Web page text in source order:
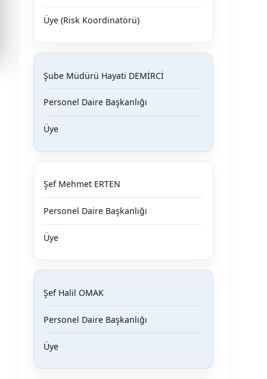
Üye (Risk Koordinatörü)
Şube Müdürü Hayati DEMİRCİ
Personel Daire Başkanlığı
Üye
Şef Mehmet ERTEN
Personel Daire Başkanlığı
Üye
Şef Halil OMAK
Personel Daire Başkanlığı
Üye